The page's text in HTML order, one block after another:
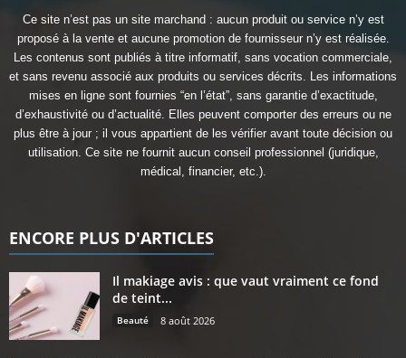
Ce site n’est pas un site marchand : aucun produit ou service n’y est
proposé à la vente et aucune promotion de fournisseur n’y est réalisée.
Les contenus sont publiés à titre informatif, sans vocation commerciale,
et sans revenu associé aux produits ou services décrits. Les informations
mises en ligne sont fournies “en l’état”, sans garantie d’exactitude,
d’exhaustivité ou d’actualité. Elles peuvent comporter des erreurs ou ne
plus être à jour ; il vous appartient de les vérifier avant toute décision ou
utilisation. Ce site ne fournit aucun conseil professionnel (juridique,
médical, financier, etc.).
ENCORE PLUS D'ARTICLES
Il makiage avis : que vaut vraiment ce fond
de teint...
Beauté 8 août 2026